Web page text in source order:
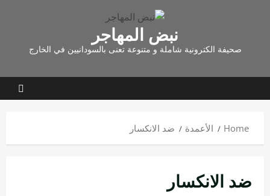
نبض المهاجر
صحيفة الكترونية شاملة و متنوعة تعنى بالسودانيين في الخارج
Home الأعمدة ضد الانكسار
ضد الانكسار